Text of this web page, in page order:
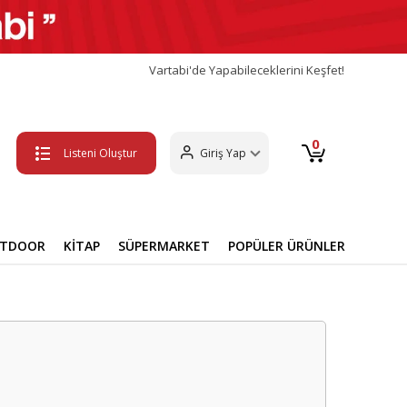
Vartabi'de Yapabileceklerini Keşfet!
Listeni Oluştur Giriş Yap 0
KİTAP SÜPERMARKET POPÜLER ÜRÜNLER